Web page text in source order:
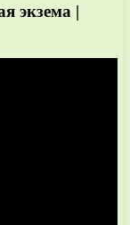
экзема |